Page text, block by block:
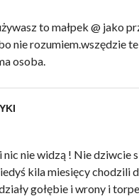
to małpek @ jako
nie rozumiem.wszędzie
osoba.
nie widzą ! Nie dziwcie
kila miesięcy chodzili
gołębie i wrony i